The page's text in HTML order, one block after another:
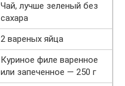
Чай, лучше зеленый без
сахара
2 вареных яйца
Куриное филе варенное
или запеченное — 250 г